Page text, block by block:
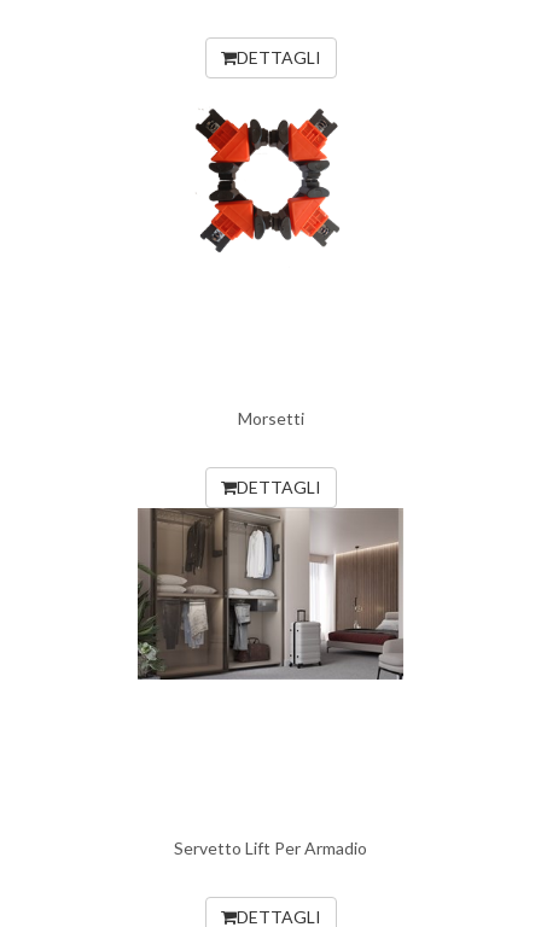
DETTAGLI
Morsetti
DETTAGLI
Servetto Lift Per Armadio
DETTAGLI